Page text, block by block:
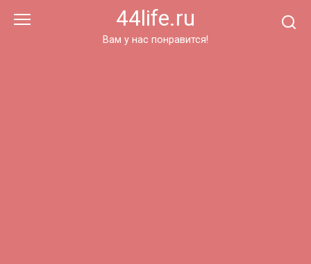
44life.ru
Вам у нас понравится!